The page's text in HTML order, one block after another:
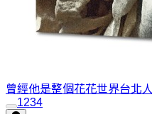
曾經他是整個花花世界台北人
1234